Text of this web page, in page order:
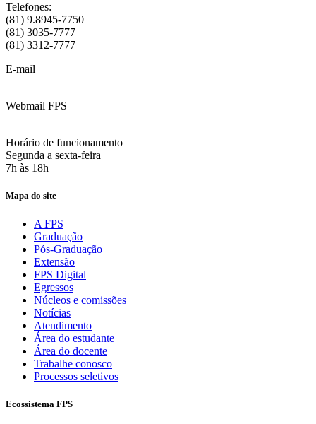
Telefones:
(81) 9.8945-7750
(81) 3035-7777
(81) 3312-7777
E-mail
Webmail FPS
Horário de funcionamento
Segunda a sexta-feira
7h às 18h
Mapa do site
A FPS
Graduação
Pós-Graduação
Extensão
FPS Digital
Egressos
Núcleos e comissões
Notícias
Atendimento
Área do estudante
Área do docente
Trabalhe conosco
Processos seletivos
Ecossistema FPS